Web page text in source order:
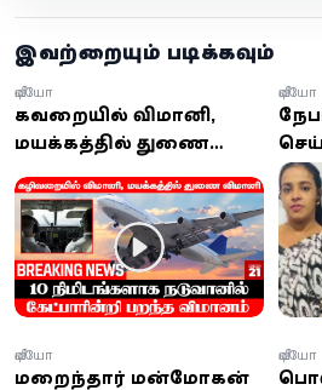
இவற்றையும் படிக்கவும்
கழிவறையில் விமானி,
மயக்கத்தில் துணை
நிமிடங்களாக நடுவானில்
கேட்பாரின்றி பறந்த
விமானம்!
வீடியோ வீடியோ
மறைந்தார் மன்மோகன்
வீடியோ வீடியோ